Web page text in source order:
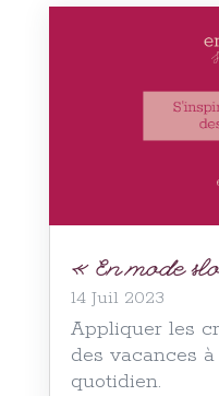
« En mode
14 Juil 2023
Appliquer les
des vacances
quotidien.